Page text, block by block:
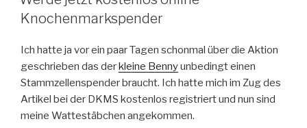
Knochenmarkspender
Ich hatte ja vor ein paar Tagen schonmal über die Aktion
geschrieben das derkleine Bennyunbedingt einen
Stammzellenspender braucht. Ich hatte mich im Zug des
Artikel bei der DKMS kostenlos registriert und nun sind
meine Wattestäbchen angekommen.